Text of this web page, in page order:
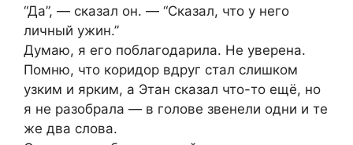
“Да”, — сказал он. — “Сказал, что у него
личный ужин.”
Думаю, я его поблагодарила. Не уверена.
Помню, что коридор вдруг стал слишком
узким и ярким, а Этан сказал что-то ещё, но
я не разобрала — в голове звенели одни и те
же два слова.